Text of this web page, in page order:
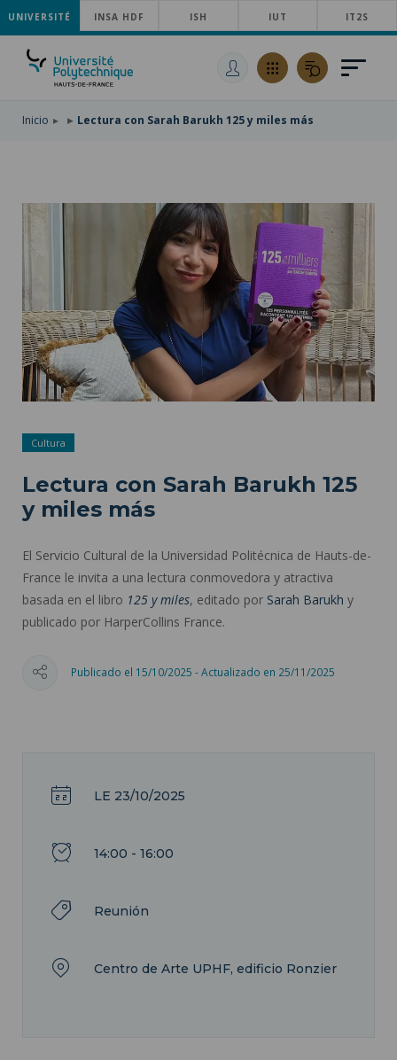
SKIP
TO
MAIN
NAVIGATION
PASAR
AL
CONTENIDO
SKIP
UNIVERSITÉ INSA HDF ISH IUT IT2S
Inicio Lectura con Sarah Barukh 125 y miles más
Cultura
Lectura con Sarah Barukh 125
y miles más
El Servicio Cultural de la Universidad Politécnica de Hauts-de-
France le invita a una lectura conmovedora y atractiva
basada en el libro 125 y miles, editado por Sarah Barukh y
publicado por HarperCollins France.
Publicado el 15/10/2025 - Actualizado en 25/11/2025
LE 23/10/2025
14:00 - 16:00
Reunión
Centro de Arte UPHF, edificio Ronzier